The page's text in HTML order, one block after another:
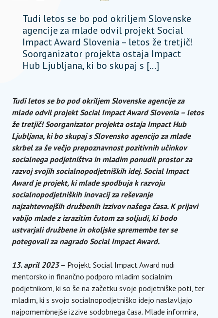
Tudi letos se bo pod okriljem Slovenske
agencije za mlade odvil projekt Social
Impact Award Slovenia – letos že tretjič!
Soorganizator projekta ostaja Impact
Hub Ljubljana, ki bo skupaj s […]
Tudi letos se bo pod okriljem Slovenske agencije za
mlade odvil projekt Social Impact Award Slovenia – letos
že tretjič! Soorganizator projekta ostaja Impact Hub
Ljubljana, ki bo skupaj s Slovensko agencijo za mlade
skrbel za še večjo prepoznavnost pozitivnih učinkov
socialnega podjetništva in mladim ponudil prostor za
razvoj svojih socialnopodjetniških idej. Social Impact
Award je projekt, ki mlade spodbuja k razvoju
socialnopodjetniških inovacij za reševanje
najzahtevnejših družbenih izzivov našega časa. K prijavi
vabijo mlade z izrazitim čutom za soljudi, ki bodo
ustvarjali družbene in okoljske spremembe ter se
potegovali za nagrado Social Impact Award.
13. april 2023– Projekt Social Impact Award nudi
mentorsko in finančno podporo mladim socialnim
podjetnikom, ki so še na začetku svoje podjetniške poti, ter
mladim, ki s svojo socialnopodjetniško idejo naslavljajo
najpomembnejše izzive sodobnega časa. Mlade informira,